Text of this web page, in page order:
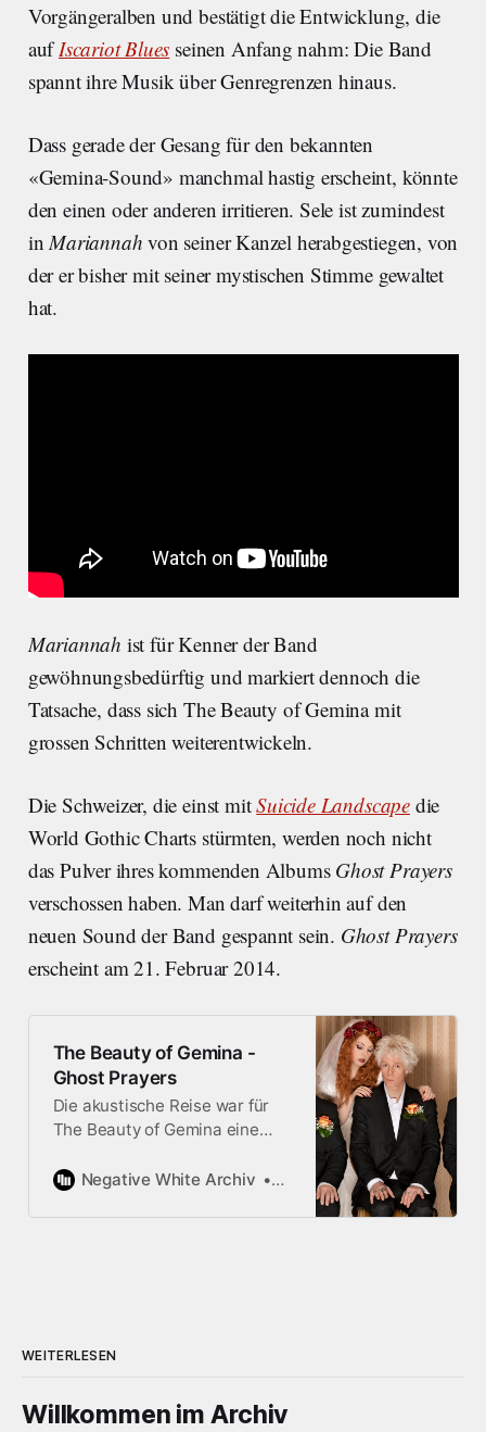
Vorgängeralben und bestätigt die Entwicklung, die
aufIscariot Blues seinen Anfang nahm: Die Band
spannt ihre Musik über Genregrenzen hinaus.
Dass gerade der Gesang für den bekannten
«Gemina-Sound» manchmal hastig erscheint, könnte
den einen oder anderen irritieren. Sele ist zumindest
in Mariannah von seiner Kanzel herabgestiegen, von
der er bisher mit seiner mystischen Stimme gewaltet
hat.
Mariannah ist für Kenner der Band
gewöhnungsbedürftig und markiert dennoch die
Tatsache, dass sich The Beauty of Gemina mit
grossen Schritten weiterentwickeln.
Die Schweizer, die einst mitSuicide Landscapedie
World Gothic Charts stürmten, werden noch nicht
das Pulver ihres kommenden Albums Ghost Prayers
verschossen haben. Man darf weiterhin auf den
neuen Sound der Band gespannt sein. Ghost Prayers
erscheint am 21. Februar 2014.
The Beauty of Gemina -
Ghost Prayers
Die akustische Reise war für
The Beauty of Gemina eine
Klanggefüge wurde in seinen
Negative White Archiv Janosch Tröhler
WEITERLESEN
Willkommen im Archiv